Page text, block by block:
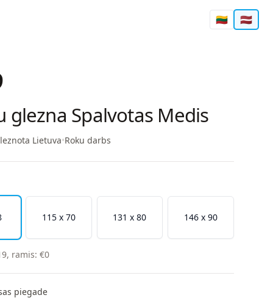
🇱🇹 🇱🇻
glezna Spalvotas Medis
Lietuva•Roku darbs
115 x 70 131 x 80 146 x 90
, ramis:€0
piegade